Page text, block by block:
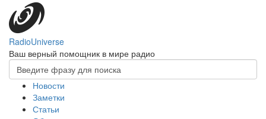
Перейти
основному
содержанию
RadioUniverse
Ваш верный помощник в мире радио
Форма
поиска
ПоискГлавное
меню
Новости
Заметки
Статьи